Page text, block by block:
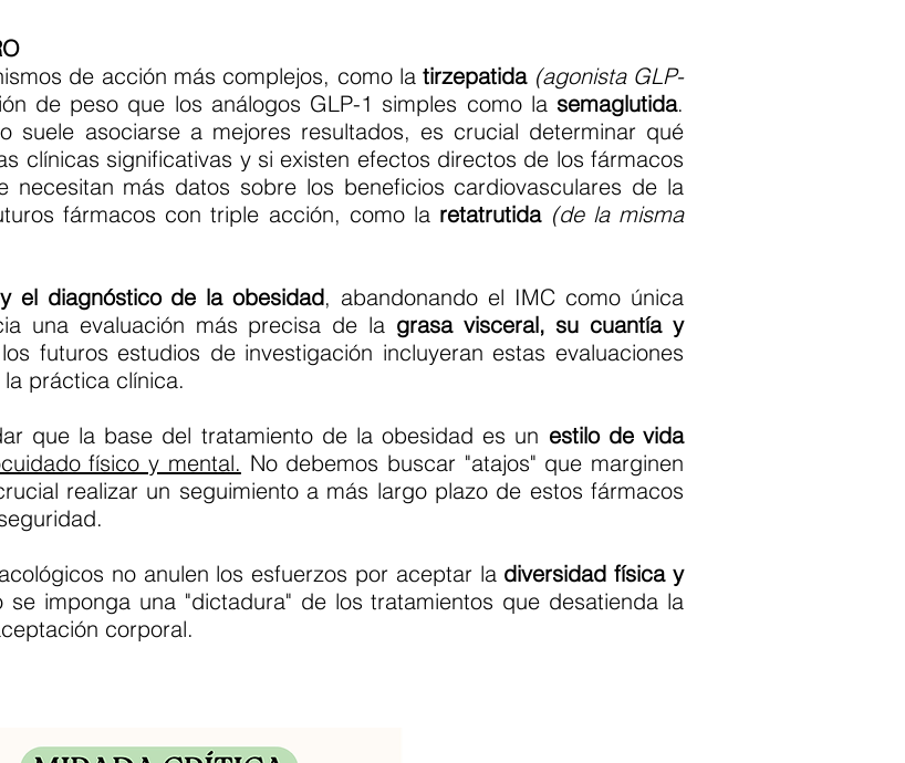
de acción más complejos, como latirzepatida (agonista GLP-
de peso que los análogos GLP-1 simples como la semaglutida.
suele asociarse a mejores resultados, es crucial determinar qué
clínicas significativas y si existen efectos directos de los fármacos
necesitan más datos sobre los beneficios cardiovasculares de la
fármacos con triple acción, como la retatrutida (de la misma
el diagnóstico de la obesidad, abandonando el IMC como única
una evaluación más precisa de la grasa visceral, su cuantía y
futuros estudios de investigación incluyeran estas evaluaciones
práctica clínica.
que la base del tratamiento de la obesidad es un estilo de vida
físico y mental. No debemos buscar "atajos" que marginen
realizar un seguimiento a más largo plazo de estos fármacos
no anulen los esfuerzos por aceptar la diversidad física y
imponga una "dictadura" de los tratamientos que desatienda la
corporal.